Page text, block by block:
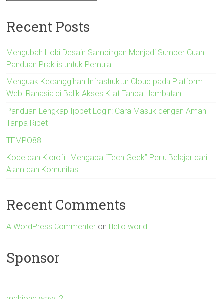
Recent Posts
Mengubah Hobi Desain Sampingan Menjadi Sumber Cuan:
Panduan Praktis untuk Pemula
Menguak Kecanggihan Infrastruktur Cloud pada Platform
Web: Rahasia di Balik Akses Kilat Tanpa Hambatan
Panduan Lengkap Ijobet Login: Cara Masuk dengan Aman
Tanpa Ribet
TEMPO88
Kode dan Klorofil: Mengapa “Tech Geek” Perlu Belajar dari
Alam dan Komunitas
Recent Comments
A WordPress Commenter on Hello world!
Sponsor